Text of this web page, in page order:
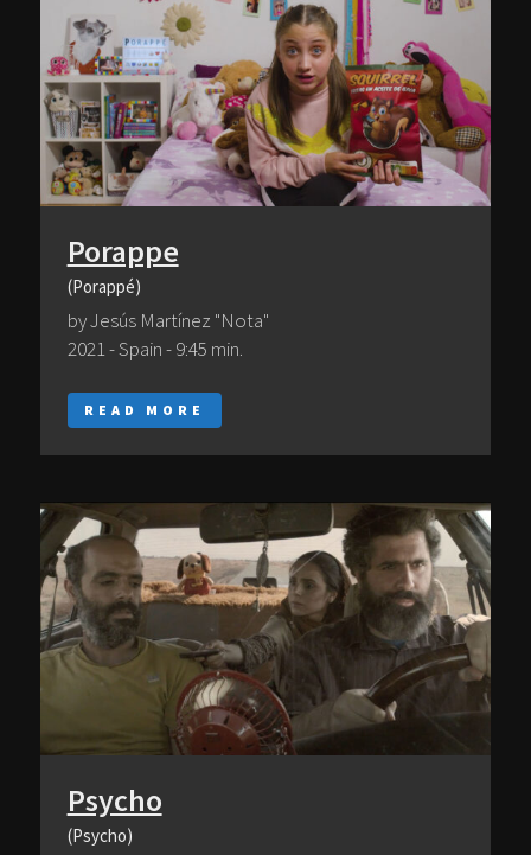
Porappe
(Porappé)
by Jesús Martínez "Nota"
2021 - Spain - 9:45 min.
READ MORE
Psycho
(Psycho)